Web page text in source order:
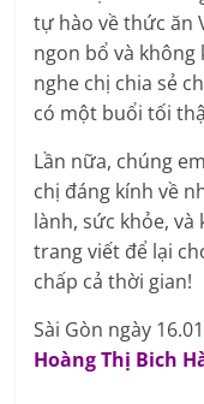
tự hào về thức ăn
ngon bổ và
nghe chị chia sẻ
có một buổi tối
Lần nữa, chúng
chị đáng kính về
lành, sức khỏe,
trang viết để lại
chấp cả thời gian!
Sài Gòn ngày
Hoàng Thị Bich